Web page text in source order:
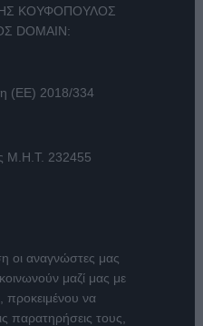
ΚΟΥΦΟΠΟΥΛΟΣ
DOMAIN:
(ΕΕ) 2018/334
Μ.Η.Τ. 232455
οι αναγνώστες μας
μαζί μας με
προκειμένου να
παρατηρήσεις τους,